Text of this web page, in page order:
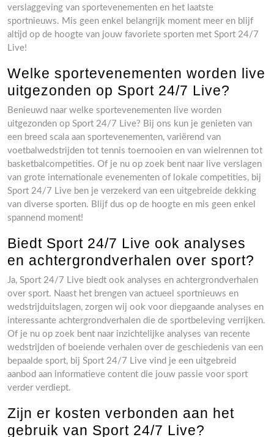
verslaggeving van sportevenementen en het laatste
sportnieuws. Mis geen enkel belangrijk moment meer en blijf
altijd op de hoogte van jouw favoriete sporten met Sport 24/7
Live!
Welke sportevenementen worden live
uitgezonden op Sport 24/7 Live?
Benieuwd naar welke sportevenementen live worden
uitgezonden op Sport 24/7 Live? Bij ons kun je genieten van
een breed scala aan sportevenementen, variërend van
voetbalwedstrijden tot tennis toernooien en van wielrennen tot
basketbalcompetities. Of je nu op zoek bent naar live verslagen
van grote internationale evenementen of lokale competities, bij
Sport 24/7 Live ben je verzekerd van een uitgebreide dekking
van diverse sporten. Blijf dus op de hoogte en mis geen enkel
spannend moment!
Biedt Sport 24/7 Live ook analyses
en achtergrondverhalen over sport?
Ja, Sport 24/7 Live biedt ook analyses en achtergrondverhalen
over sport. Naast het brengen van actueel sportnieuws en
wedstrijduitslagen, zorgen wij ook voor diepgaande analyses en
interessante achtergrondverhalen die de sportbeleving verrijken.
Of je nu op zoek bent naar inzichtelijke analyses van recente
wedstrijden of boeiende verhalen over de geschiedenis van een
bepaalde sport, bij Sport 24/7 Live vind je een uitgebreid
aanbod aan informatieve content die jouw passie voor sport
verder verdiept.
Zijn er kosten verbonden aan het
gebruik van Sport 24/7 Live?